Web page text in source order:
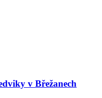
v Břežanech